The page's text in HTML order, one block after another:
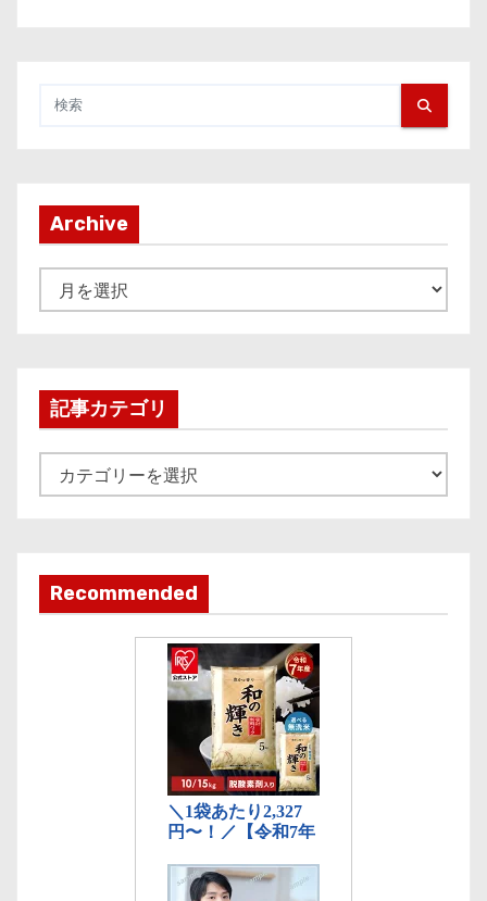
Archive
r
v
記事カテゴリ
事
ゴ
リ
Recommended